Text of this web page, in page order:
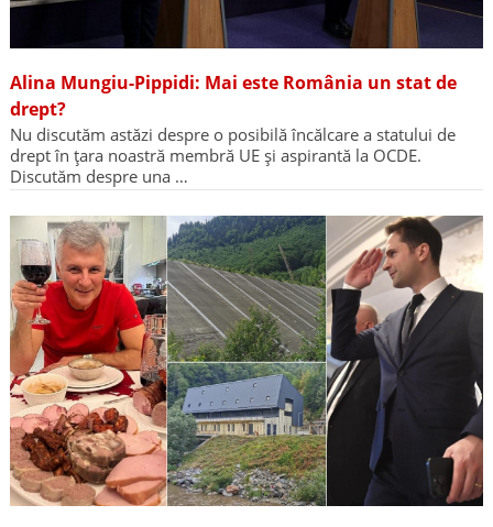
Alina Mungiu-Pippidi: Mai este România un stat de
drept?
Nu discutăm astăzi despre o posibilă încălcare a statului de
drept în țara noastră membră UE și aspirantă la OCDE.
Discutăm despre una …